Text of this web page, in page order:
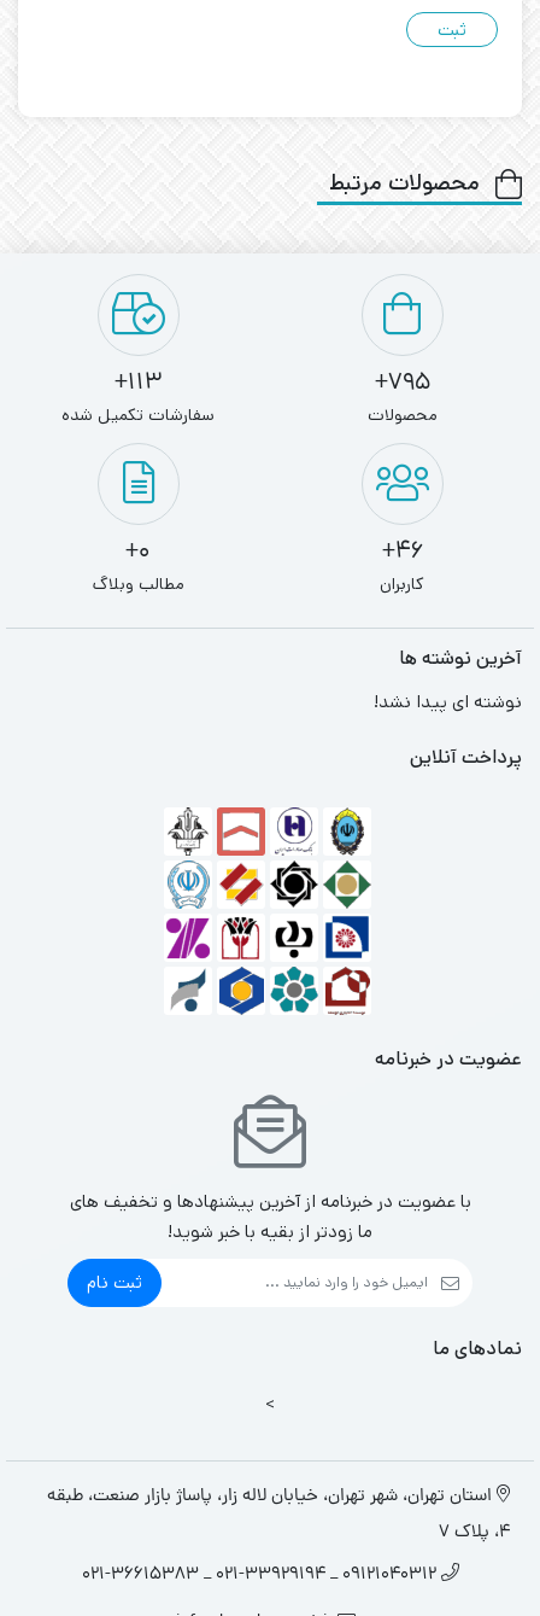
محصولات مرتبط
795+
محصولات
113+
سفارشات تکمیل شده
46+
کاربران
0+
مطالب وبلاگ
آخرین نوشته ها
نوشته ای پیدا نشد!
پرداخت آنلاین
عضویت در خبرنامه
با عضویت در خبرنامه از آخرین پیشنهادها و تخفیف های
ما زودتر از بقیه با خبر شوید!
ثبت نام
نمادهای ما
>
استان تهران، شهر تهران، خیابان لاله زار، پاساژ بازار صنعت، طبقه
4، پلاک 7
09121040312 _ 021-33929194 _ 021-36615383